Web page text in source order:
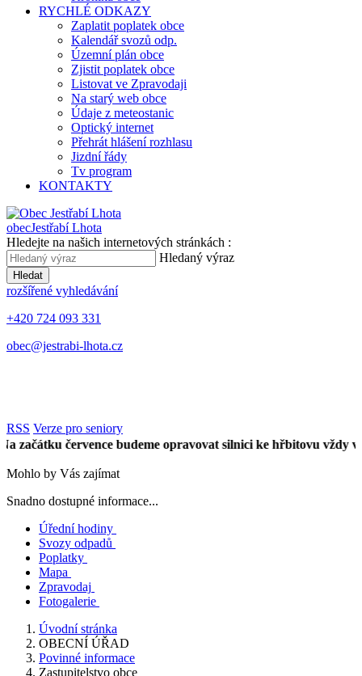
RYCHLÉ ODKAZY
Zaplatit poplatek obce
Kalendář svozů odp.
Územní plán obce
Zjistit poplatek obce
Listovat ve Zpravodaji
Na starý web obce
Údaje z meteostanic
Optický internet
Přehrát hlášení rozhlasu
Jizdní řády
Tv program
KONTAKTY
obecJestřabí Lhota
Hledejte na našich internetových stránkách :
Hledaný výraz
Hledat
rozšířené vyhledávání
+420 724 093 331
obec@jestrabi-lhota.cz
RSS Verze pro seniory
července budeme opravovat silnici ke hřbitovu vždy
Mohlo by Vás zajímat
Snadno dostupné informace...
Úřední hodiny
Svozy odpadů
Poplatky
Mapa
Zpravodaj
Fotogalerie
Úvodní stránka
OBECNÍ ÚŘAD
Povinné informace
Zastupitelstvo obce